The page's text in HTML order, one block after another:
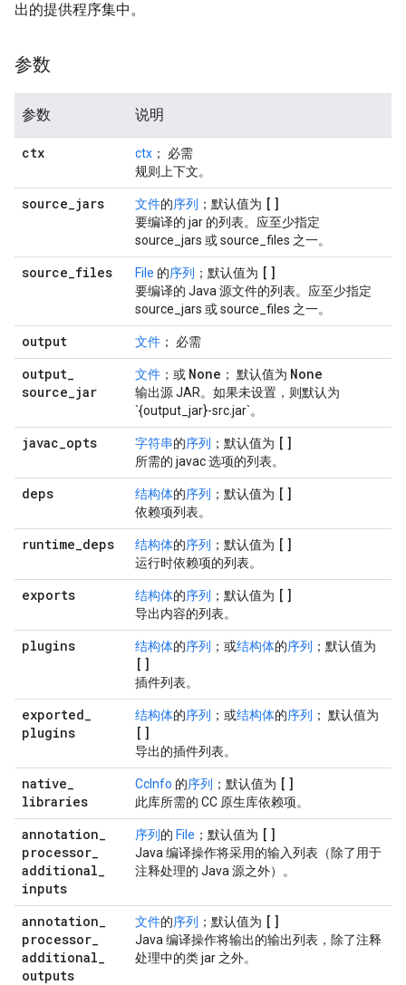
出的提供程序集中。
参数
参数 说明
ctx ctx ； 必需
规则上下文。
source_jars 文件的序列 ；默认值为 []
要编译的 jar 的列表。应至少指定
source_jars 或 source_files 之一。
source_files File 的序列 ；默认值为 []
要编译的 Java 源文件的列表。应至少指定
source_jars 或 source_files 之一。
output 文件 ； 必需
output_
source_jar
文件 ；或 None ； 默认值为 None
输出源 JAR。如果未设置，则默认为
`{output_jar}-src.jar`。
javac_opts 字符串的序列 ；默认值为 []
所需的 javac 选项的列表。
deps 结构体的序列 ；默认值为 []
依赖项列表。
runtime_deps 结构体的序列 ；默认值为 []
运行时依赖项的列表。
exports 结构体的序列 ；默认值为 []
导出内容的列表。
plugins 结构体的序列 ；或结构体的序列 ；默认值为
[]
插件列表。
exported_
plugins
结构体的序列 ；或结构体的序列 ； 默认值为
[]
导出的插件列表。
native_
libraries
CcInfo 的序列 ；默认值为 []
此库所需的 CC 原生库依赖项。
annotation_
processor_
additional_
inputs
序列 的 File ；默认值为 []
Java 编译操作将采用的输入列表（除了用于
注释处理的 Java 源之外）。
annotation_
processor_
additional_
outputs
文件的序列 ；默认值为 []
Java 编译操作将输出的输出列表，除了注释
处理中的类 jar 之外。